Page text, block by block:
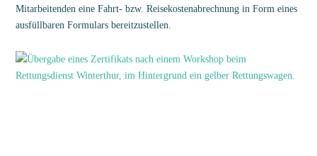
Mitarbeitenden eine Fahrt- bzw. Reisekostenabrechnung in Form eines
ausfüllbaren Formulars bereitzustellen.